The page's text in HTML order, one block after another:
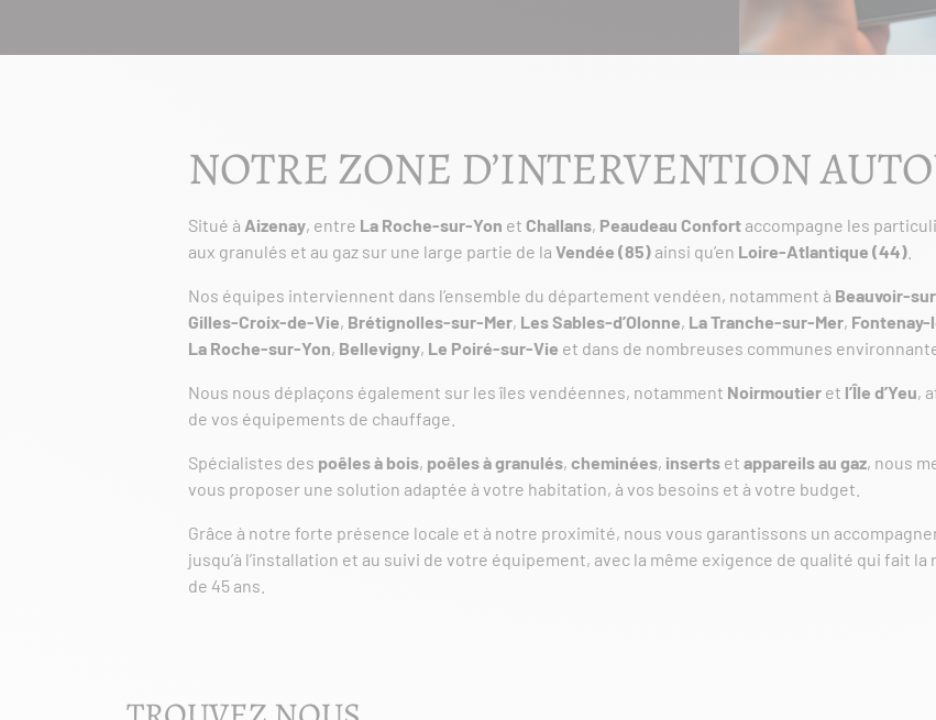
NOTRE ZONE D’INTERVENTION
Situé à Aizenay, entre La Roche-sur-Yon et Challans, Peaudeau Confort accompagne les
aux granulés et au gaz sur une large partie de la Vendée (85) ainsi qu’en Loire-Atlantique (44)
Nos équipes interviennent dans l’ensemble du département vendéen, notamment à Beauvoir-
Gilles-Croix-de-Vie, Brétignolles-sur-Mer, Les Sables-d’Olonne, La Tranche-sur-Mer,
La Roche-sur-Yon, Bellevigny, Le Poiré-sur-Vie et dans de nombreuses communes
Nous nous déplaçons également sur les îles vendéennes, notamment Noirmoutier et l’Île d’Yeu,
de vos équipements de chauffage.
Spécialistes des poêles à bois, poêles à granulés, cheminées, inserts et appareils au gaz, nous
vous proposer une solution adaptée à votre habitation, à vos besoins et à votre budget.
Grâce à notre forte présence locale et à notre proximité, nous vous garantissons un
jusqu’à l’installation et au suivi de votre équipement, avec la même exigence de qualité qui fait
de 45 ans.